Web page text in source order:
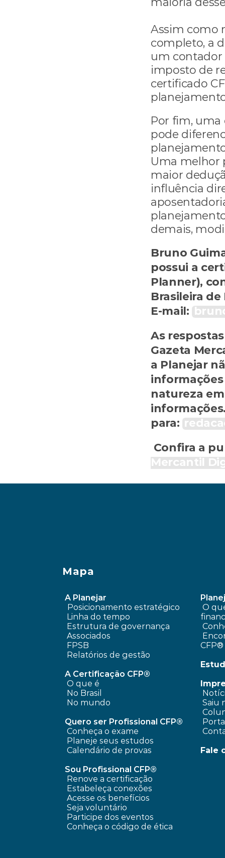
Assim como
completo, a
um contador
imposto de
certificado
Por fim, uma
pode
Uma melhor
maior
influência
demais,
Bruno
possui a
Planner),
Brasileira
E-mail:
As
Gazeta
a Planejar
natureza
para:
Confira a
Mercantil
A Planejar
Posicionamento estratégico
Linha do tempo
Estrutura de governança
Associados
FPSB
Relatórios de gestão
A Certificação CFP®
O que é
No Brasil
No mundo
Quero ser Profissional CFP®
Conheça o exame
Planeje seus estudos
Calendário de provas
Sou Profissional CFP®
Renove a certificação
Estabeleça conexões
Acesse os benefícios
Seja voluntário
Participe dos eventos
Conheça o código de ética
CFP®
Saiu
Fale
Mapa